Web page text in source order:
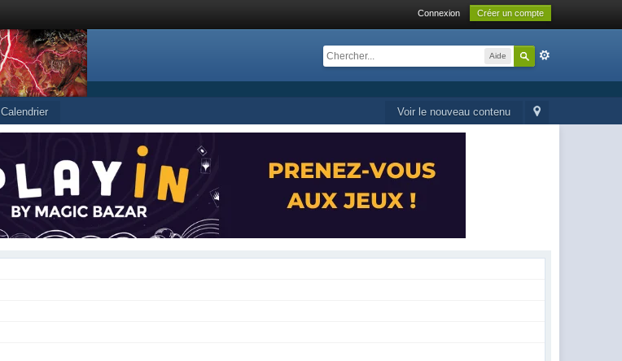
Connexion Créer un compte
Aide
Voir le nouveau contenu
Calendrier